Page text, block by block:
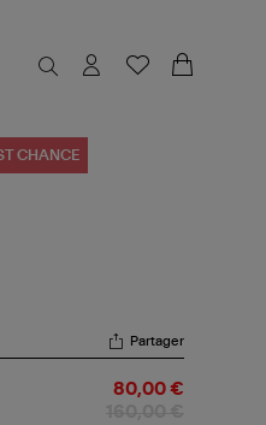
CHANCE
Partager
80,00 €